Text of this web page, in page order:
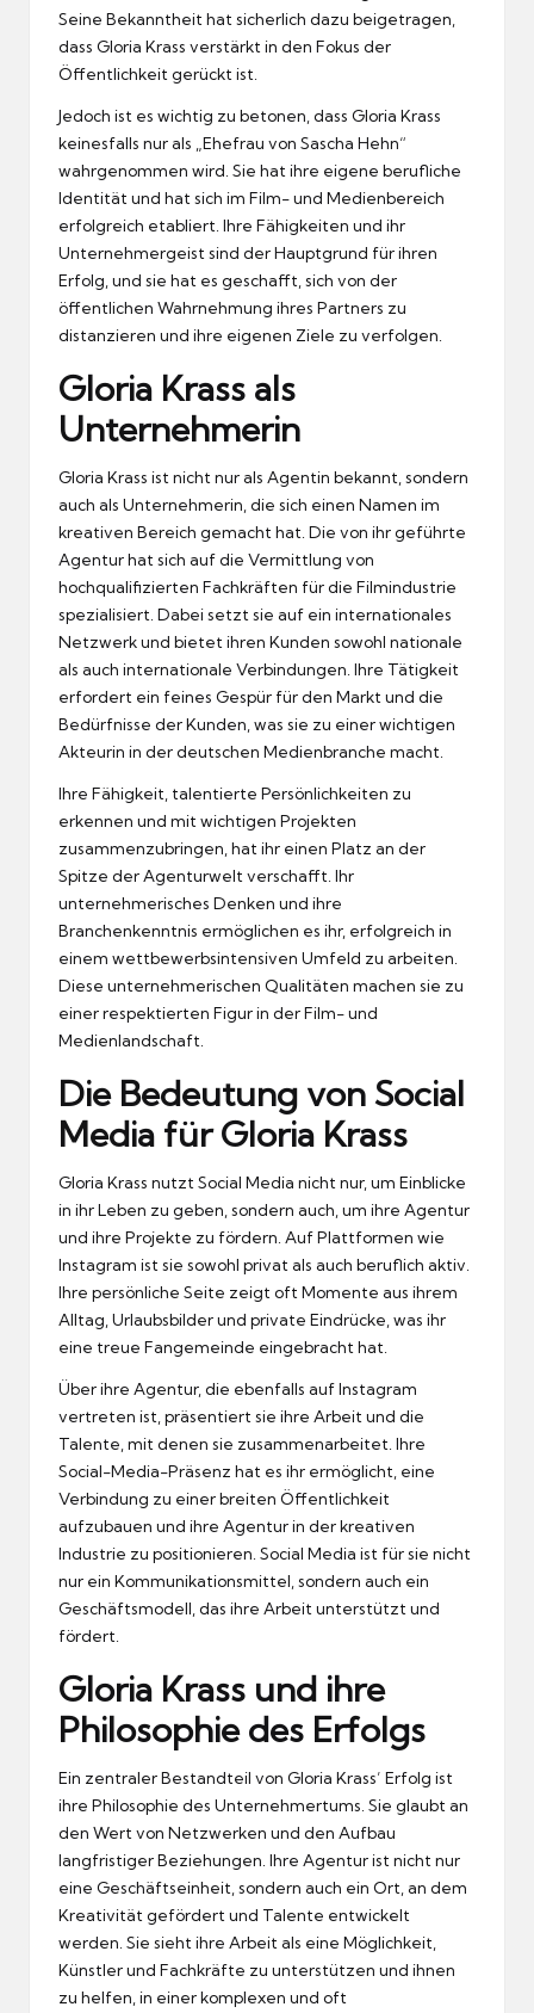
Seine Bekanntheit hat sicherlich dazu beigetragen,
dass Gloria Krass verstärkt in den Fokus der
Öffentlichkeit gerückt ist.
Jedoch ist es wichtig zu betonen, dass Gloria Krass
keinesfalls nur als „Ehefrau von Sascha Hehn“
wahrgenommen wird. Sie hat ihre eigene berufliche
Identität und hat sich im Film- und Medienbereich
erfolgreich etabliert. Ihre Fähigkeiten und ihr
Unternehmergeist sind der Hauptgrund für ihren
Erfolg, und sie hat es geschafft, sich von der
öffentlichen Wahrnehmung ihres Partners zu
distanzieren und ihre eigenen Ziele zu verfolgen.
Gloria Krass als
Unternehmerin
Gloria Krass ist nicht nur als Agentin bekannt, sondern
auch als Unternehmerin, die sich einen Namen im
kreativen Bereich gemacht hat. Die von ihr geführte
Agentur hat sich auf die Vermittlung von
hochqualifizierten Fachkräften für die Filmindustrie
spezialisiert. Dabei setzt sie auf ein internationales
Netzwerk und bietet ihren Kunden sowohl nationale
als auch internationale Verbindungen. Ihre Tätigkeit
erfordert ein feines Gespür für den Markt und die
Bedürfnisse der Kunden, was sie zu einer wichtigen
Akteurin in der deutschen Medienbranche macht.
Ihre Fähigkeit, talentierte Persönlichkeiten zu
erkennen und mit wichtigen Projekten
zusammenzubringen, hat ihr einen Platz an der
Spitze der Agenturwelt verschafft. Ihr
unternehmerisches Denken und ihre
Branchenkenntnis ermöglichen es ihr, erfolgreich in
einem wettbewerbsintensiven Umfeld zu arbeiten.
Diese unternehmerischen Qualitäten machen sie zu
einer respektierten Figur in der Film- und
Medienlandschaft.
Die Bedeutung von Social
Media für Gloria Krass
Gloria Krass nutzt Social Media nicht nur, um Einblicke
in ihr Leben zu geben, sondern auch, um ihre Agentur
und ihre Projekte zu fördern. Auf Plattformen wie
Instagram ist sie sowohl privat als auch beruflich aktiv.
Ihre persönliche Seite zeigt oft Momente aus ihrem
Alltag, Urlaubsbilder und private Eindrücke, was ihr
eine treue Fangemeinde eingebracht hat.
Über ihre Agentur, die ebenfalls auf Instagram
vertreten ist, präsentiert sie ihre Arbeit und die
Talente, mit denen sie zusammenarbeitet. Ihre
Social-Media-Präsenz hat es ihr ermöglicht, eine
Verbindung zu einer breiten Öffentlichkeit
aufzubauen und ihre Agentur in der kreativen
Industrie zu positionieren. Social Media ist für sie nicht
nur ein Kommunikationsmittel, sondern auch ein
Geschäftsmodell, das ihre Arbeit unterstützt und
fördert.
Gloria Krass und ihre
Philosophie des Erfolgs
Ein zentraler Bestandteil von Gloria Krass’ Erfolg ist
ihre Philosophie des Unternehmertums. Sie glaubt an
den Wert von Netzwerken und den Aufbau
langfristiger Beziehungen. Ihre Agentur ist nicht nur
eine Geschäftseinheit, sondern auch ein Ort, an dem
Kreativität gefördert und Talente entwickelt
werden. Sie sieht ihre Arbeit als eine Möglichkeit,
Künstler und Fachkräfte zu unterstützen und ihnen
zu helfen, in einer komplexen und oft